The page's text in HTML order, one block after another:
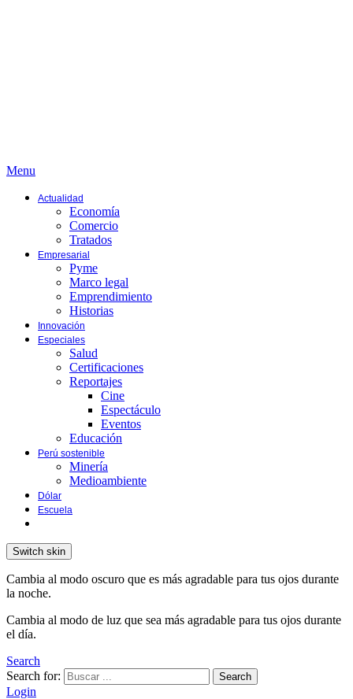
Menu
Actualidad
Economía
Comercio
Tratados
Empresarial
Pyme
Marco legal
Emprendimiento
Historias
Innovación
Especiales
Salud
Certificaciones
Reportajes
Cine
Espectáculo
Eventos
Educación
Perú sostenible
Minería
Medioambiente
Dólar
Escuela
Switch skin
Cambia al modo oscuro que es más agradable para tus ojos durante
la noche.
Cambia al modo de luz que sea más agradable para tus ojos durante
el día.
Search
Search for:
Search
Login